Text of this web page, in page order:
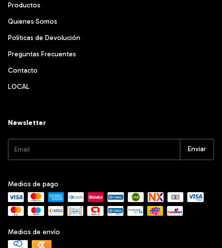
Productos
Quienes Somos
Políticas de Devolución
Preguntas Frecuentes
Contacto
LOCAL
Newsletter
Medios de pago
Medios de envío